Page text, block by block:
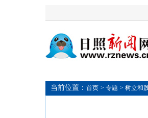
当前位置： 首页 > 专题 > 树立和